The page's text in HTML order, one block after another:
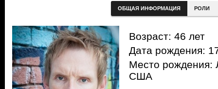
ОБЩАЯ ИНФОРМАЦИЯ РОЛИ
Возраст: 46 лет
Дата рождения:
Место рождения:
США